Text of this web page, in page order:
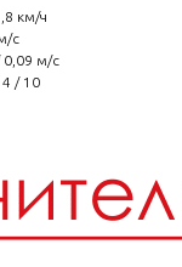
км/ч
с
0,09 м/с
4 / 10